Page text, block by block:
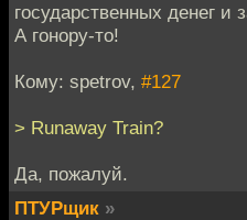
государственных денег и
А гонору-то!
Кому: spetrov, #127
> Runaway Train?
Да, пожалуй.
ПТУРщик »